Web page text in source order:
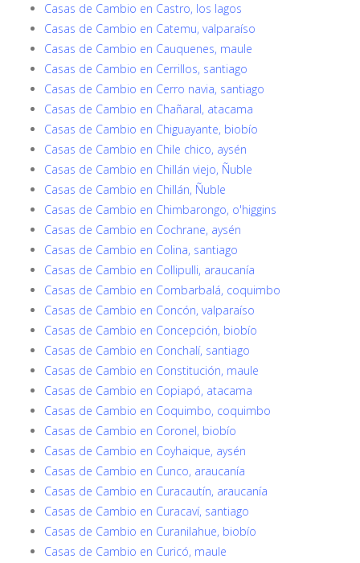
Casas de Cambio en Castro, los lagos
Casas de Cambio en Catemu, valparaíso
Casas de Cambio en Cauquenes, maule
Casas de Cambio en Cerrillos, santiago
Casas de Cambio en Cerro navia, santiago
Casas de Cambio en Chañaral, atacama
Casas de Cambio en Chiguayante, biobío
Casas de Cambio en Chile chico, aysén
Casas de Cambio en Chillán viejo, Ñuble
Casas de Cambio en Chillán, Ñuble
Casas de Cambio en Chimbarongo, o'higgins
Casas de Cambio en Cochrane, aysén
Casas de Cambio en Colina, santiago
Casas de Cambio en Collipulli, araucanía
Casas de Cambio en Combarbalá, coquimbo
Casas de Cambio en Concón, valparaíso
Casas de Cambio en Concepción, biobío
Casas de Cambio en Conchalí, santiago
Casas de Cambio en Constitución, maule
Casas de Cambio en Copiapó, atacama
Casas de Cambio en Coquimbo, coquimbo
Casas de Cambio en Coronel, biobío
Casas de Cambio en Coyhaique, aysén
Casas de Cambio en Cunco, araucanía
Casas de Cambio en Curacautín, araucanía
Casas de Cambio en Curacaví, santiago
Casas de Cambio en Curanilahue, biobío
Casas de Cambio en Curicó, maule